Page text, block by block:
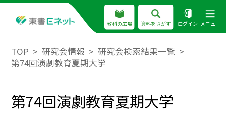
教科の広場 資料をさがす ログイン メニュー
TOP 研究会情報
研究会検索結果一覧
第74回演劇教育夏期大学
第74回演劇教育夏期大学